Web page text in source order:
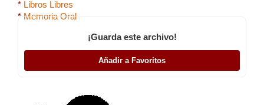
* Libros Libres
* Memoria Oral
¡Guarda este archivo!
Añadir a Favoritos